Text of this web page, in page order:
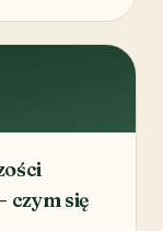
czym się